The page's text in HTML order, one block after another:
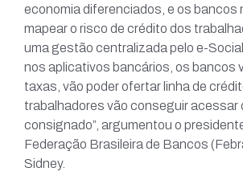
economia diferenciados, e os bancos
mapear o risco de crédito dos
uma gestão centralizada pelo e-
nos aplicativos bancários, os bancos
taxas, vão poder ofertar linha de
trabalhadores vão conseguir acessar
consignado”, argumentou o
Federação Brasileira de Bancos
Sidney.